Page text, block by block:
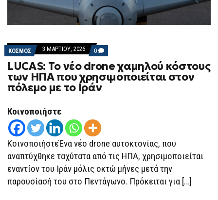
ΚΟΣΜΟΣ 3 ΜΑΡΤΊΟΥ, 2026 0 COMMENTS
ON
LUCAS:
ΤΟ
ΝΈΟ
DRONE
ΠΟΥ
ΧΡΗΣΙΜΟΠΟΙΕΊΤΑΙ
ΠΌΛΕΜΟ
ΜΕ
ΤΟ
ΙΡΆΝ
LUCAS: Το νέο drone χαμηλού κόστους
των ΗΠΑ που χρησιμοποιείται στον
πόλεμο με το Ιράν
Κοινοποιήστε
ΚοινοποιήστεΈνα νέο drone αυτοκτονίας, που
αναπτύχθηκε ταχύτατα από τις ΗΠΑ, χρησιμοποιείται
εναντίον του Ιράν μόλις οκτώ μήνες μετά την
παρουσίασή του στο Πεντάγωνο. Πρόκειται για […]